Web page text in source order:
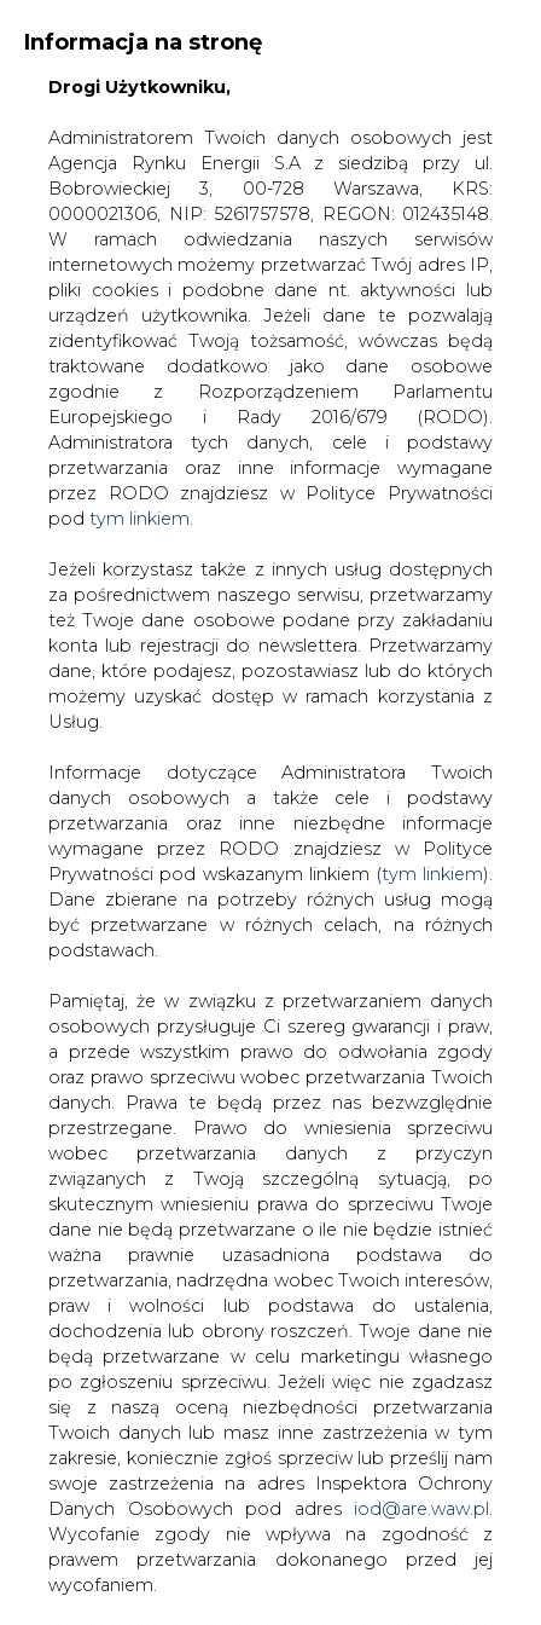
KONTAKT:
WYDAWCA PORTALU:
WYSOKI KONTRAST A A
ZALOGUJ SIĘ
WŁĄCZ CIRE.TV
Informacja na stronę
Drogi Użytkowniku,
Administratorem Twoich danych osobowych jest
Agencja Rynku Energii S.A z siedzibą przy ul.
Bobrowieckiej 3, 00-728 Warszawa, KRS:
0000021306, NIP: 5261757578, REGON: 012435148.
W ramach odwiedzania naszych serwisów
internetowych możemy przetwarzać Twój adres IP,
pliki cookies i podobne dane nt. aktywności lub
urządzeń użytkownika. Jeżeli dane te pozwalają
zidentyfikować Twoją tożsamość, wówczas będą
traktowane dodatkowo jako dane osobowe
zgodnie z Rozporządzeniem Parlamentu
Europejskiego i Rady 2016/679 (RODO).
Administratora tych danych, cele i podstawy
przetwarzania oraz inne informacje wymagane
przez RODO znajdziesz w Polityce Prywatności
pod tym linkiem.
Jeżeli korzystasz także z innych usług dostępnych
za pośrednictwem naszego serwisu, przetwarzamy
też Twoje dane osobowe podane przy zakładaniu
konta lub rejestracji do newslettera. Przetwarzamy
dane, które podajesz, pozostawiasz lub do których
możemy uzyskać dostęp w ramach korzystania z
Usług.
Informacje dotyczące Administratora Twoich
danych osobowych a także cele i podstawy
przetwarzania oraz inne niezbędne informacje
wymagane przez RODO znajdziesz w Polityce
Prywatności pod wskazanym linkiem (tym linkiem).
Dane zbierane na potrzeby różnych usług mogą
być przetwarzane w różnych celach, na różnych
podstawach.
Pamiętaj, że w związku z przetwarzaniem danych
osobowych przysługuje Ci szereg gwarancji i praw,
a przede wszystkim prawo do odwołania zgody
oraz prawo sprzeciwu wobec przetwarzania Twoich
danych. Prawa te będą przez nas bezwzględnie
przestrzegane. Prawo do wniesienia sprzeciwu
wobec przetwarzania danych z przyczyn
związanych z Twoją szczególną sytuacją, po
skutecznym wniesieniu prawa do sprzeciwu Twoje
dane nie będą przetwarzane o ile nie będzie istnieć
ważna prawnie uzasadniona podstawa do
przetwarzania, nadrzędna wobec Twoich interesów,
praw i wolności lub podstawa do ustalenia,
dochodzenia lub obrony roszczeń. Twoje dane nie
będą przetwarzane w celu marketingu własnego
po zgłoszeniu sprzeciwu. Jeżeli więc nie zgadzasz
się z naszą oceną niezbędności przetwarzania
Twoich danych lub masz inne zastrzeżenia w tym
zakresie, koniecznie zgłoś sprzeciw lub prześlij nam
swoje zastrzeżenia na adres Inspektora Ochrony
Danych Osobowych pod adres iod@are.waw.pl
Wycofanie zgody nie wpływa na zgodność z
prawem przetwarzania dokonanego przed jej
wycofaniem.
Strona główna SERWIS INFORMACYJNY CIRE 24
rynku węgla obserwujemy... burzliwy okres
2022-09-09 18:00
skomentuj
udostępnij:
Na rynku węgla obserwujemy...
burzliwy okres
Minione sześć miesięcy to najbardziej
burzliwy okres w historii
międzynarodowego rynku węgla w
ostatnich kilku dekadach; niewątpliwe
najtrudniejsza jest sytuacja
energetyczna w Europie - wynika z
opracowania Agencji Rozwoju
Przemysłu. Na sytuacji korzystają
natomiast kraje z rynków Azji-Pacyfiku.